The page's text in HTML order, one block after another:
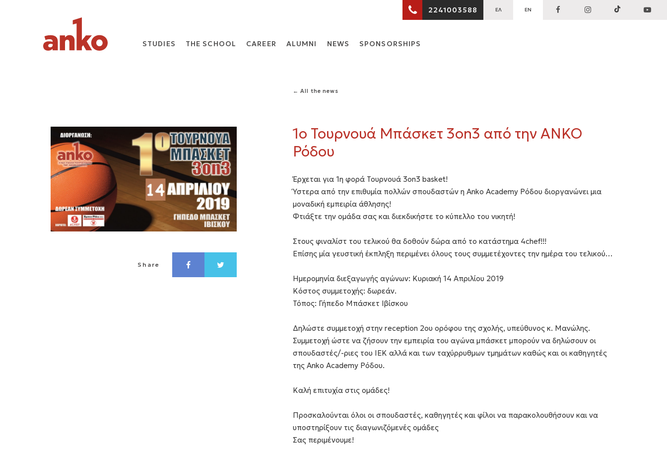
2241003588 ΕΛ EN
STUDIES THE SCHOOL CARΕER ALUMNI NEWS SPONSORSHIPS
Share
← All the news
1o Τουρνουά Μπάσκετ 3on3 από την ΑΝΚΟ
Ρόδου
Έρχεται για 1η φορά Τουρνουά 3on3 basket!
Ύστερα από την επιθυμία πολλών σπουδαστών η Anko Academy Ρόδου διοργανώνει μια
μοναδική εμπειρία άθλησης!
Φτιάξτε την ομάδα σας και διεκδικήστε το κύπελλο του νικητή!
Στους φιναλίστ του τελικού θα δοθούν δώρα από το κατάστημα 4chef!!!
Επίσης μία γευστική έκπληξη περιμένει όλους τους συμμετέχοντες την ημέρα του τελικού…
Ημερομηνία διεξαγωγής αγώνων: Κυριακή 14 Απριλίου 2019
Κόστος συμμετοχής: δωρεάν.
Τόπος: Γήπεδο Μπάσκετ Ιβίσκου
Δηλώστε συμμετοχή στην reception 2ου ορόφου της σχολής, υπεύθυνος κ. Μανώλης.
Συμμετοχή ώστε να ζήσουν την εμπειρία του αγώνα μπάσκετ μπορούν να δηλώσουν οι
σπουδαστές/-ριες του ΙΕΚ αλλά και των ταχύρρυθμων τμημάτων καθώς και οι καθηγητές
της Anko Academy Ρόδου.
Καλή επιτυχία στις ομάδες!
Προσκαλούνται όλοι οι σπουδαστές, καθηγητές και φίλοι να παρακολουθήσουν και να
υποστηρίξουν τις διαγωνιζόμενές ομάδες
Σας περιμένουμε!